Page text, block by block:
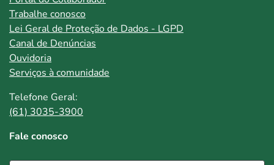
Trabalhe conosco
Lei Geral de Proteção de Dados - LGPD
Canal de Denúncias
Ouvidoria
Serviços à comunidade
Telefone Geral:
(61) 3035-3900
Fale conosco